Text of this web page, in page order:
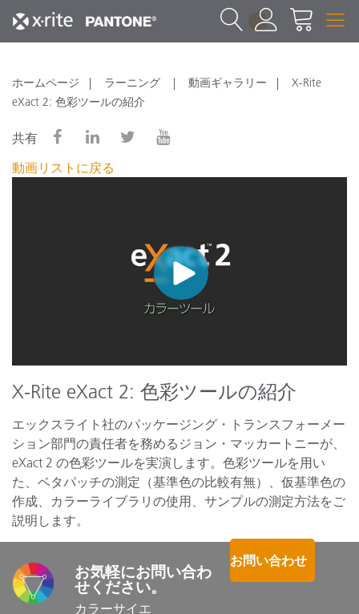
1
ホームページ ラーニング 動画ギャラリー
X-Rite
eXact 2: 色彩ツールの紹介
共有
動画リストに戻る
X-Rite eXact 2: 色彩ツールの紹介
エックスライト社のパッケージング・トランスフォーメー
ション部門の責任者を務めるジョン・マッカートニーが、
eXact 2 の色彩ツールを実演します。色彩ツールを用い
た、ベタパッチの測定（基準色の比較有無）、仮基準色の
作成、カラーライブラリの使用、サンプルの測定方法をご
説明します。
お気軽にお問い合わ
せください。
カラーサイエ
お問い合わせ